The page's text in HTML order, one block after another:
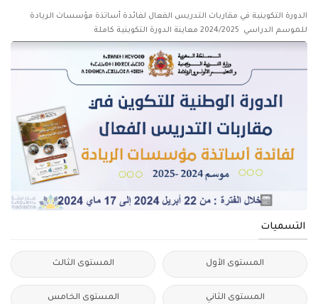
الدورة التكوينية في مقاربات التدريس الفعال لفائدة أساتذة مؤسسات الريادة
للموسم الدراسي 2024/2025 معاينة الدورة التكوينية كاملة
التسميات
المستوى الأول المستوى الثالث
المستوى الثاني المستوى الخامس